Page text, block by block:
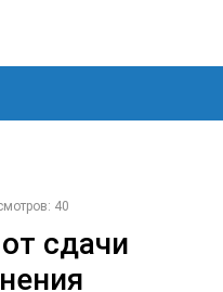
40
сдачи